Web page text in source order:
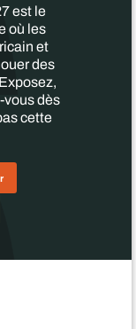
est le
où les
et
des
dès
cette